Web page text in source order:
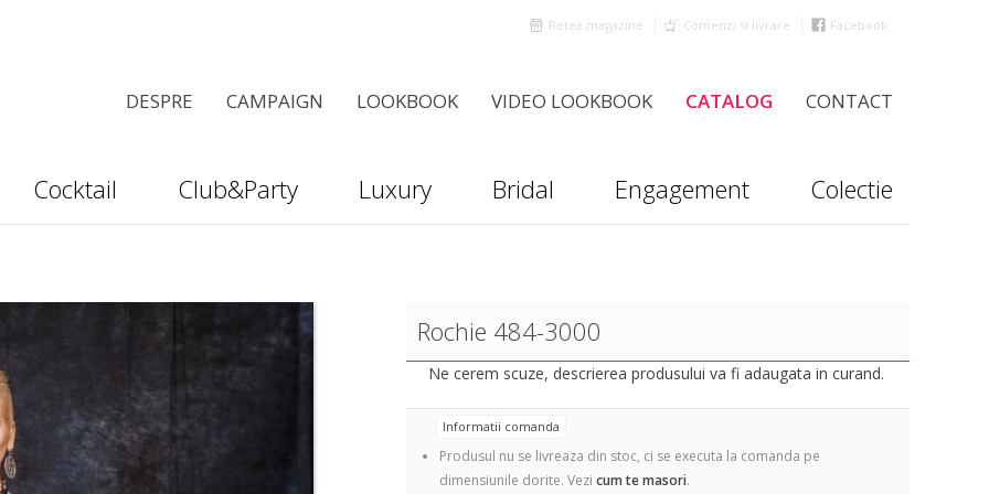
Retea magazine Comenzi si livrare Facebook
DESPRE CAMPAIGN LOOKBOOK VIDEO LOOKBOOK CATALOG CONTACT
Cocktail Club&Party Luxury Bridal Engagement Colectie
Rochie 484-3000
Ne cerem scuze, descrierea produsului va fi adaugata in curand.
Informatii comanda
Produsul nu se livreaza din stoc, ci se executa la comanda pe
dimensiunile dorite. Vezi cum te masori.